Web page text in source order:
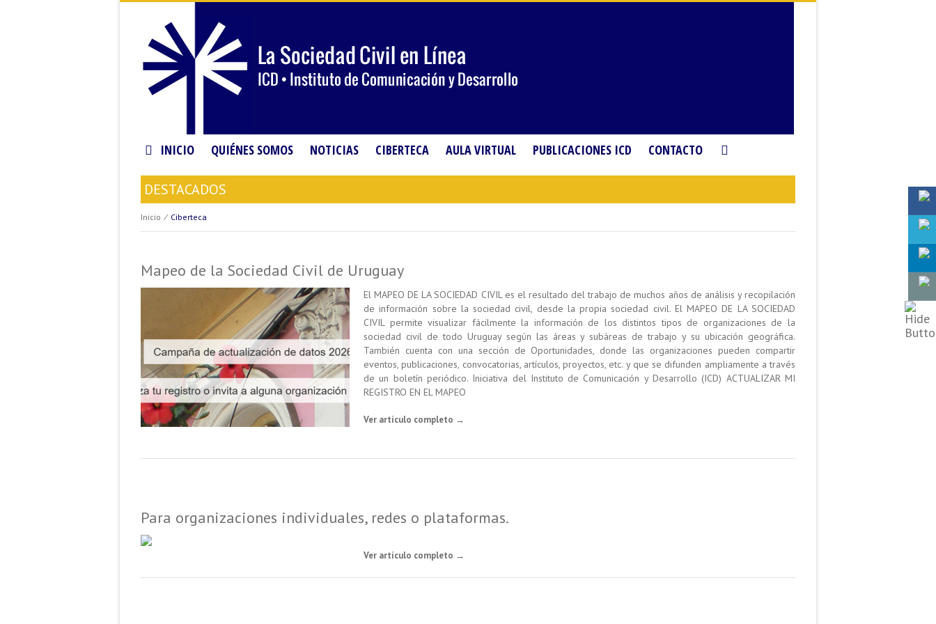
INICIO QUIÉNES SOMOS NOTICIAS CIBERTECA AULA VIRTUAL PUBLICACIONES ICD CONTACTO
DESTACADOS
Inicio ⁄ Ciberteca
Mapeo de la Sociedad Civil de Uruguay
El MAPEO DE LA SOCIEDAD CIVIL es el resultado del trabajo de muchos años de análisis y recopilación
de información sobre la sociedad civil, desde la propia sociedad civil. El MAPEO DE LA SOCIEDAD
CIVIL permite visualizar fácilmente la información de los distintos tipos de organizaciones de la
sociedad civil de todo Uruguay según las áreas y subáreas de trabajo y su ubicación geográfica.
También cuenta con una sección de Oportunidades, donde las organizaciones pueden compartir
eventos, publicaciones, convocatorias, artículos, proyectos, etc. y que se difunden ampliamente a través
de un boletín periódico. Iniciativa del Instituto de Comunicación y Desarrollo (ICD) ACTUALIZAR MI
REGISTRO EN EL MAPEO
Ver artículo completo →
Para organizaciones individuales, redes o plataformas.
Ver artículo completo →